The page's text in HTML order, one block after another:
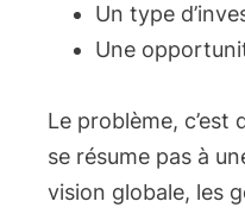
Un type
Une
Le problème, c’est
se résume pas à
vision globale, les